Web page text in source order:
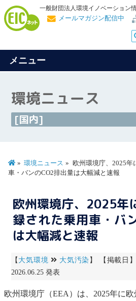
一般財団法人環境イノベーション
メールマガジン配信中
メニュー
環境ニュース
[国内]
環境ニュース
欧州環境庁、2025年
車・バンのCO2排出量は大幅減と速報
欧州環境庁、2025年
録された乗用車・バ
は大幅減と速報
【 大気環境 大気汚染 】 【掲載日
2026.06.25 発表
欧州環境庁（EEA）は、2025年に